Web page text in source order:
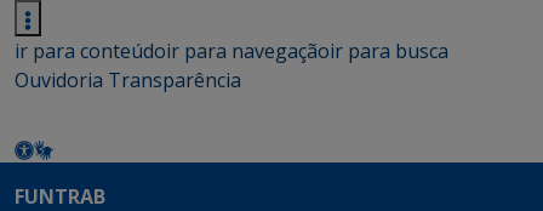
ir para conteúdoir para navegaçãoir para busca
Ouvidoria Transparência
FUNTRAB